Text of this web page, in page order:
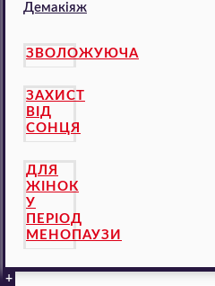
Демакіяж
ЗВОЛОЖУЮЧА
ЗАХИСТ
ВІД
СОНЦЯ
ДЛЯ
ЖІНОК
У
ПЕРІОД
МЕНОПАУЗИ
+